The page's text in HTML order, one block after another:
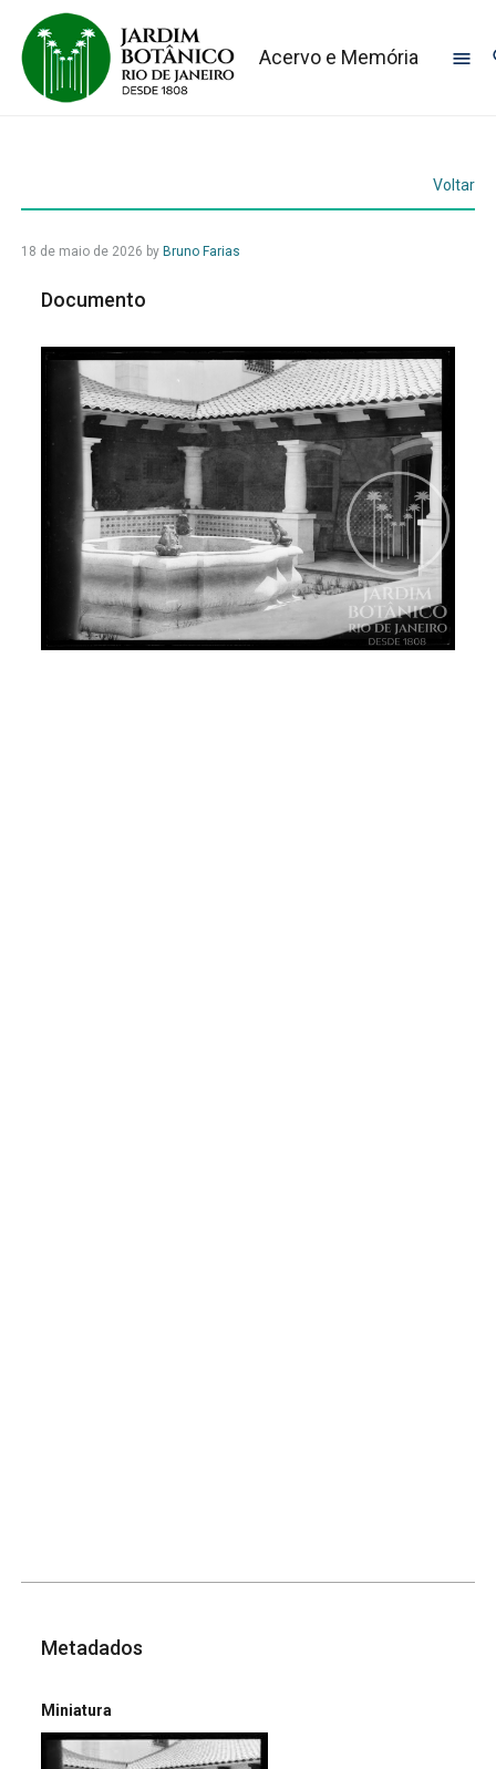
Acervo e Memória
Voltar
18 de maio de 2026 by Bruno Farias
Documento
Metadados
Miniatura